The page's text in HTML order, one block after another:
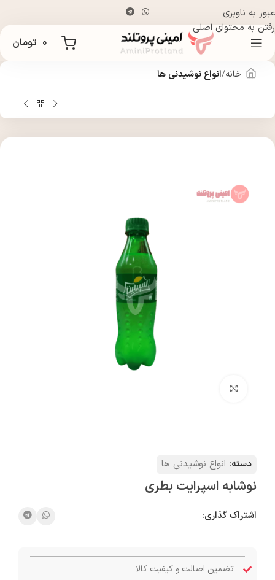
عبور به ناوبری
رفتن به محتوای اصلی
۰ تومان
خانه انواع نوشیدنی ها
دسته: انواع نوشیدنی ها
نوشابه اسپرایت بطری
اشتراک گذاری:
تضمین اصالت و کیفیت کالا